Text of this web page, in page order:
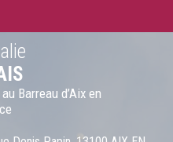
Barreau d’Aix en